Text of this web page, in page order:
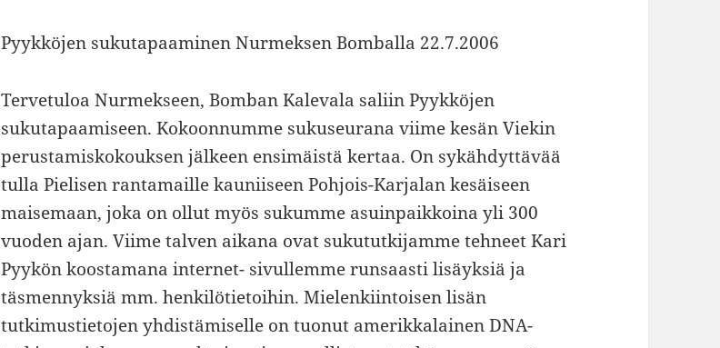
Pyykköjen sukutapaaminen Nurmeksen Bomballa 22.7.2006
Tervetuloa Nurmekseen, Bomban Kalevala saliin Pyykköjen
sukutapaamiseen. Kokoonnumme sukuseurana viime kesän Viekin
perustamiskokouksen jälkeen ensimäistä kertaa. On sykähdyttävää
tulla Pielisen rantamaille kauniiseen Pohjois-Karjalan kesäiseen
maisemaan, joka on ollut myös sukumme asuinpaikkoina yli 300
vuoden ajan. Viime talven aikana ovat sukututkijamme tehneet Kari
Pyykön koostamana internet- sivullemme runsaasti lisäyksiä ja
täsmennyksiä mm. henkilötietoihin. Mielenkiintoisen lisän
tutkimustietojen yhdistämiselle on tuonut amerikkalainen DNA-